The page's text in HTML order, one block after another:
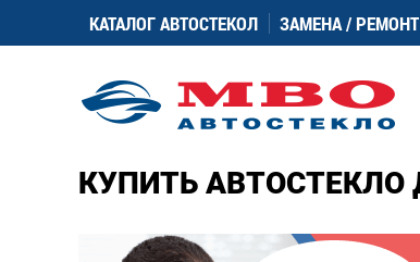
КАТАЛОГ АВТОСТЕКОЛ ЗАМЕНА / РЕМОНТ
КУПИТЬ АВТОСТЕКЛО